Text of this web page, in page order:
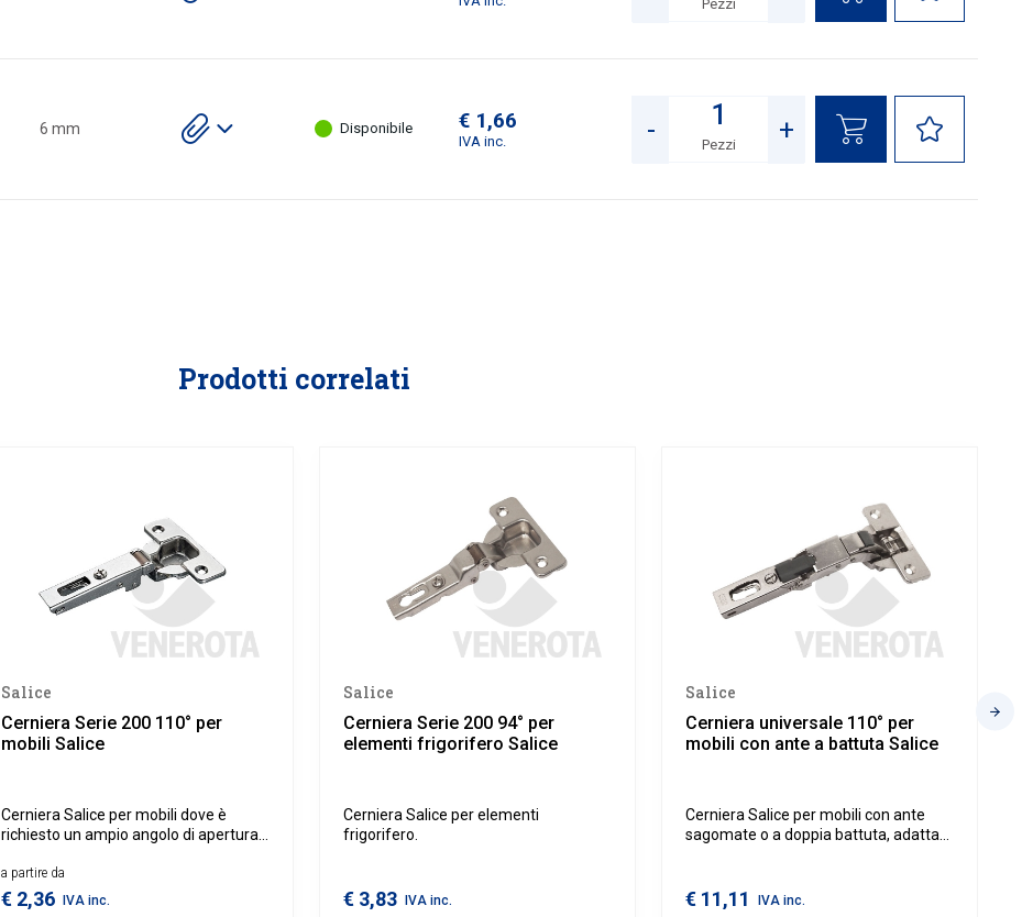
Pezzi
6 mm
gli
Disponibile € 1,66
IVA inc. - +
Pezzi
Prodotti correlati
Salice
Cerniera Serie 200 110° per
mobili Salice
Cerniera Salice per mobili dove è
richiesto un ampio angolo di apertura
a partire da
€ 2,36 IVA inc.
Salice
Cerniera Serie 200 94° per
elementi frigorifero Salice
Cerniera Salice per elementi
frigorifero.
€ 3,83 IVA inc.
Salice
Cerniera universale 110° per
mobili con ante a battuta Salice
Cerniera Salice per mobili con ante
sagomate o a doppia battuta, adatta
€ 11,11 IVA inc.